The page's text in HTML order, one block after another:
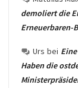
demoliert die
Erneuerbaren-
Urs bei
Haben die